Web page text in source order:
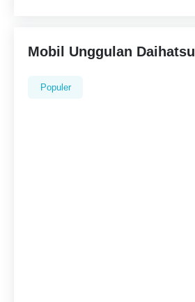
Mobil Unggulan Daihatsu
Populer